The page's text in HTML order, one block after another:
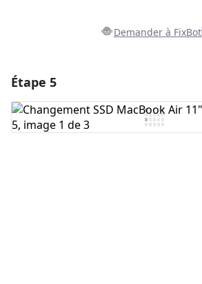
Demander à FixBot
Ajouter un commentaire
Étape 5